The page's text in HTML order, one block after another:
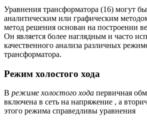
Уравнения трансформатора (16) могут
аналитическим или графическим
метод решения основан на построении
Он является более наглядным и часто
качественного анализа различных
трансформатора.
Режим холостого хода
В режиме холостого хода первичная
включена в сеть на напряжение , а
этого режима справедливы уравнения